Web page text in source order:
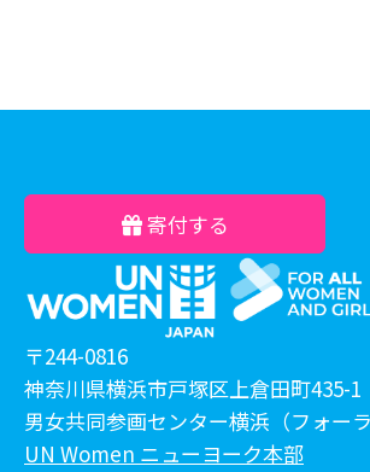
寄付する
〒244-0816
神奈川県横浜市戸塚区上倉田町435-1
男女共同参画センター横浜（フォー
UN Women ニューヨーク本部